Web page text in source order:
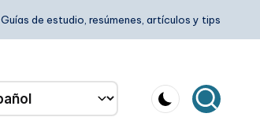
Guías de estudio, resúmenes, artículos y tips